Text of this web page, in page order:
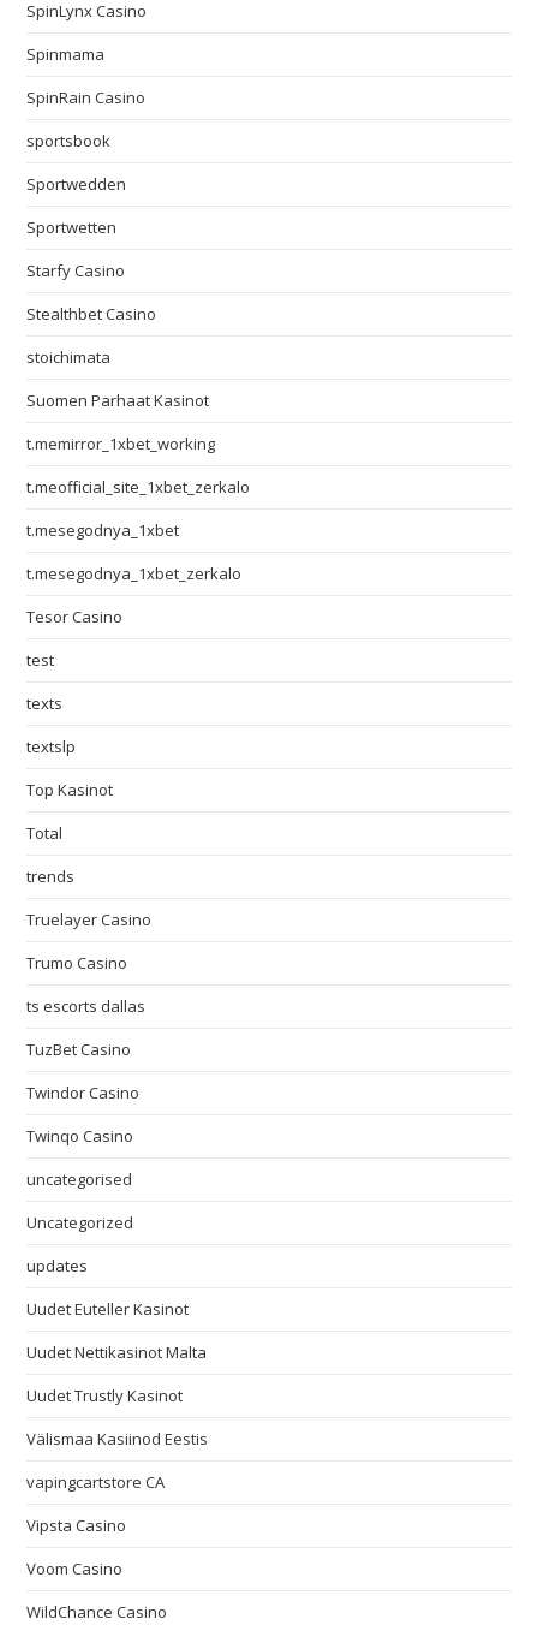
SpinLynx Casino
Spinmama
SpinRain Casino
sportsbook
Sportwedden
Sportwetten
Starfy Casino
Stealthbet Casino
stoichimata
Suomen Parhaat Kasinot
t.memirror_1xbet_working
t.meofficial_site_1xbet_zerkalo
t.mesegodnya_1xbet
t.mesegodnya_1xbet_zerkalo
Tesor Casino
test
texts
textslp
Top Kasinot
Total
trends
Truelayer Casino
Trumo Casino
ts escorts dallas
TuzBet Casino
Twindor Casino
Twinqo Casino
uncategorised
Uncategorized
updates
Uudet Euteller Kasinot
Uudet Nettikasinot Malta
Uudet Trustly Kasinot
Välismaa Kasiinod Eestis
vapingcartstore CA
Vipsta Casino
Voom Casino
WildChance Casino